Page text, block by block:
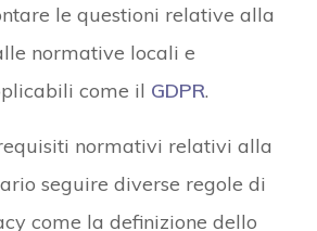
le questioni relative alla
normative locali e
come il GDPR.
normativi relativi alla
seguire diverse regole di
come la definizione dello